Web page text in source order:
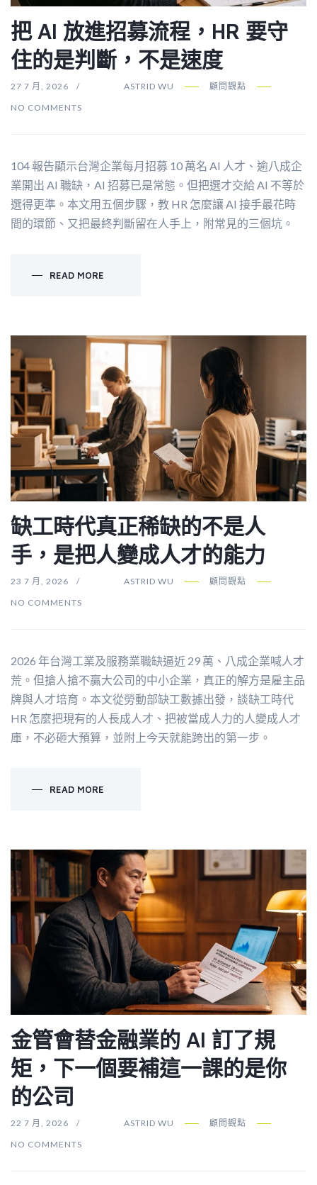
把 AI 放進招募流程，HR 要守
住的是判斷，不是速度
27 7 月, 2026 ASTRID WU
顧問觀點
NO COMMENTS
104 報告顯示台灣企業每月招募 10 萬名 AI 人才、逾八成企
業開出 AI 職缺，AI 招募已是常態。但把選才交給 AI 不等於
選得更準。本文用五個步驟，教 HR 怎麼讓 AI 接手最花時
間的環節、又把最終判斷留在人手上，附常見的三個坑。
READ MORE
缺工時代真正稀缺的不是人
手，是把人變成人才的能力
23 7 月, 2026 ASTRID WU
顧問觀點
NO COMMENTS
2026 年台灣工業及服務業職缺逼近 29 萬、八成企業喊人才
荒。但搶人搶不贏大公司的中小企業，真正的解方是雇主品
牌與人才培育。本文從勞動部缺工數據出發，談缺工時代
HR 怎麼把現有的人長成人才、把被當成人力的人變成人才
庫，不必砸大預算，並附上今天就能跨出的第一步。
READ MORE
金管會替金融業的 AI 訂了規
矩，下一個要補這一課的是你
的公司
22 7 月, 2026 ASTRID WU
顧問觀點
NO COMMENTS